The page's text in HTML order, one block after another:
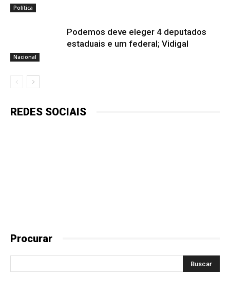
Política
Nacional
Podemos deve eleger 4 deputados
estaduais e um federal; Vidigal
REDES SOCIAIS
Procurar